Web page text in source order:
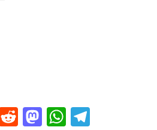
Reddit
Mastodon